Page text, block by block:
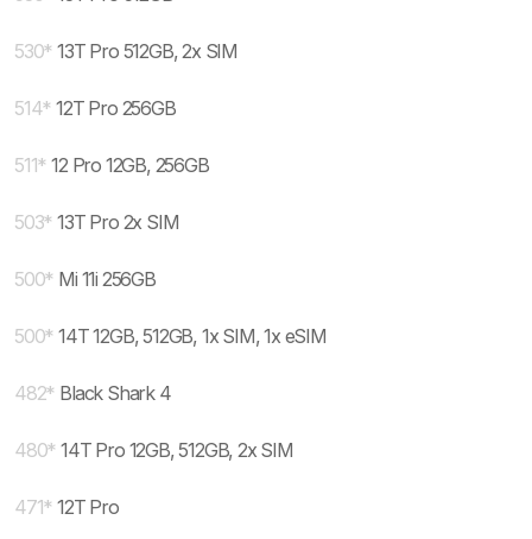
530* 13T Pro 512GB, 2x SIM
514* 12T Pro 256GB
511* 12 Pro 12GB, 256GB
503* 13T Pro 2x SIM
500* Mi 11i 256GB
500* 14T 12GB, 512GB, 1x SIM, 1x eSIM
482* Black Shark 4
480* 14T Pro 12GB, 512GB, 2x SIM
471* 12T Pro